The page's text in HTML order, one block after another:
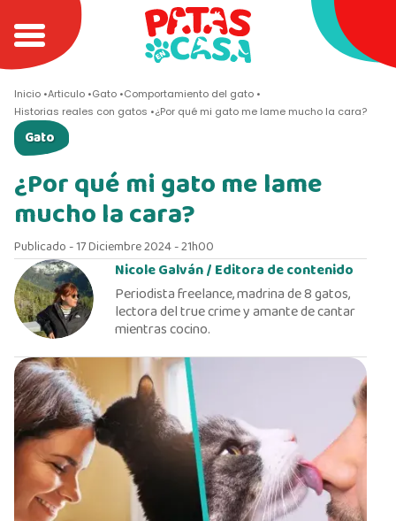
Inicio Articulo Gato Comportamiento del gato
Historias reales con gatos
¿Por qué mi gato me lame mucho la cara?
Gato
¿Por qué mi gato me lame
mucho la cara?
Publicado - 17 Diciembre 2024 - 21h00
Nicole Galván /Editora de contenido
Periodista freelance, madrina de 8 gatos,
lectora del true crime y amante de cantar
mientras cocino.